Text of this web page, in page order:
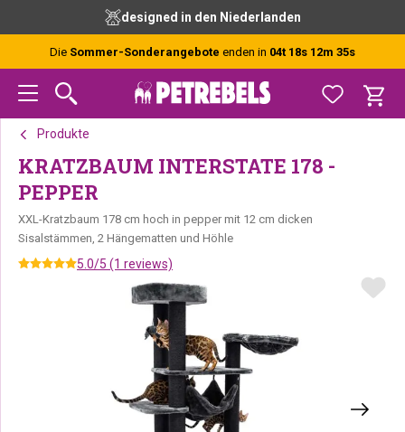
content
designed in den Niederlanden
Die Sommer-Sonderangebote enden in 04t 18s 12m 35s
Produkte
KRATZBAUM INTERSTATE 178 -
PEPPER
XXL-Kratzbaum 178 cm hoch in pepper mit 12 cm dicken
Sisalstämmen, 2 Hängematten und Höhle
5.0/5 (1 reviews)